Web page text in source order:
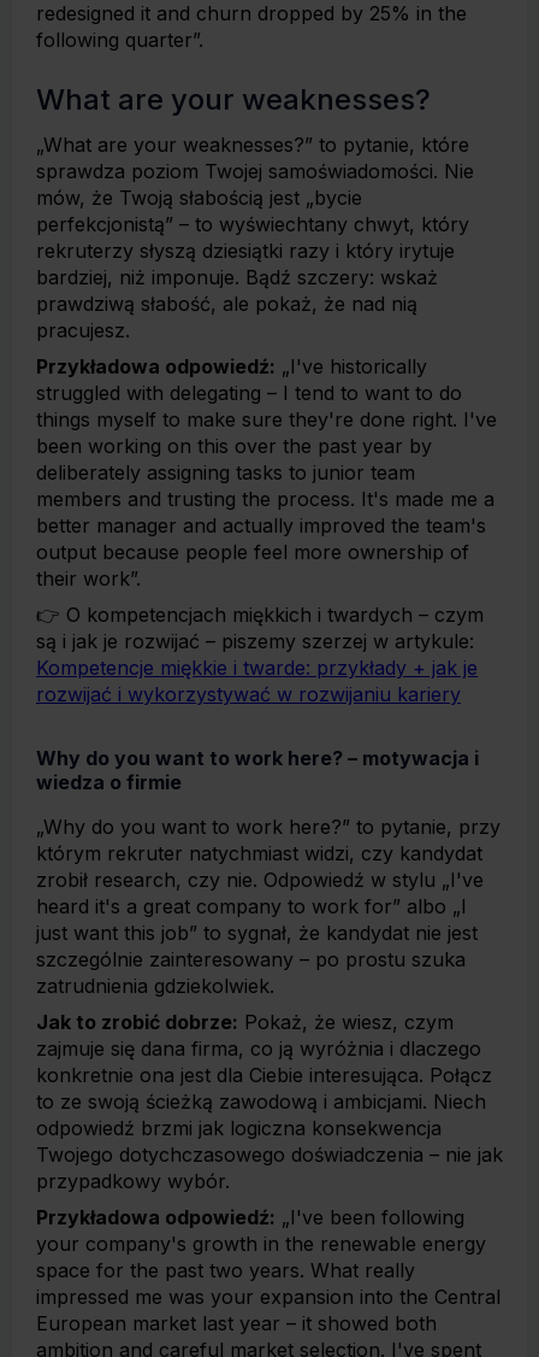
redesigned it and churn dropped by 25% in the
following quarter”.
What are your weaknesses?
„What are your weaknesses?” to pytanie, które
sprawdza poziom Twojej samoświadomości. Nie
mów, że Twoją słabością jest „bycie
perfekcjonistą” – to wyświechtany chwyt, który
rekruterzy słyszą dziesiątki razy i który irytuje
bardziej, niż imponuje. Bądź szczery: wskaż
prawdziwą słabość, ale pokaż, że nad nią
pracujesz.
Przykładowa odpowiedź: „I've historically
struggled with delegating – I tend to want to do
things myself to make sure they're done right. I've
been working on this over the past year by
deliberately assigning tasks to junior team
members and trusting the process. It's made me a
better manager and actually improved the team's
output because people feel more ownership of
their work”.
👉 O kompetencjach miękkich i twardych – czym
są i jak je rozwijać – piszemy szerzej w artykule:
Kompetencje miękkie i twarde: przykłady + jak je
rozwijać i wykorzystywać w rozwijaniu kariery
Why do you want to work here? – motywacja i
wiedza o firmie
„Why do you want to work here?” to pytanie, przy
którym rekruter natychmiast widzi, czy kandydat
zrobił research, czy nie. Odpowiedź w stylu „I've
heard it's a great company to work for” albo „I
just want this job” to sygnał, że kandydat nie jest
szczególnie zainteresowany – po prostu szuka
zatrudnienia gdziekolwiek.
Jak to zrobić dobrze: Pokaż, że wiesz, czym
zajmuje się dana firma, co ją wyróżnia i dlaczego
konkretnie ona jest dla Ciebie interesująca. Połącz
to ze swoją ścieżką zawodową i ambicjami. Niech
odpowiedź brzmi jak logiczna konsekwencja
Twojego dotychczasowego doświadczenia – nie jak
przypadkowy wybór.
Przykładowa odpowiedź: „I've been following
your company's growth in the renewable energy
space for the past two years. What really
impressed me was your expansion into the Central
European market last year – it showed both
ambition and careful market selection. I've spent